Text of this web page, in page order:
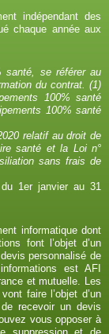
indépendant des
chaque année aux
santé, se référer au
du contrat. (1)
100% santé
100% santé
relatif au droit de
santé et la Loi n°
sans frais de
1er janvier au 31
informatique dont
font l’objet d’un
personnalisé de
est AFI
et mutuelle. Les
faire l’objet d’un
recevoir un devis
vous opposer à